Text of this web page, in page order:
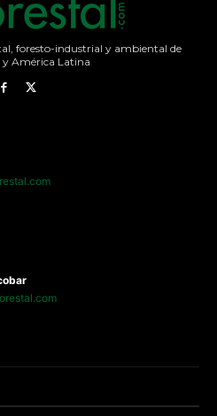
foresto-industrial y ambiental de
América Latina